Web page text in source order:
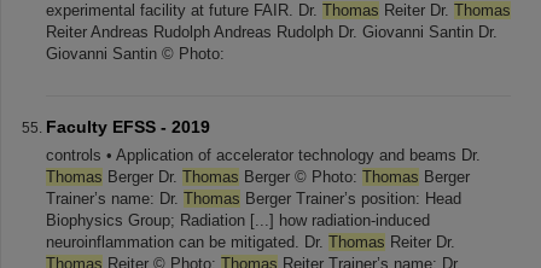
experimental facility at future FAIR. Dr. Thomas Reiter Dr. Thomas
Reiter Andreas Rudolph Andreas Rudolph Dr. Giovanni Santin Dr.
Giovanni Santin © Photo:
Faculty EFSS - 2019
controls • Application of accelerator technology and beams Dr.
Thomas Berger Dr. Thomas Berger © Photo: Thomas Berger
Trainer’s name: Dr. Thomas Berger Trainer’s position: Head
Biophysics Group; Radiation [...] how radiation-induced
neuroinflammation can be mitigated. Dr. Thomas Reiter Dr.
Thomas Reiter © Photo: Thomas Reiter Trainer’s name: Dr.